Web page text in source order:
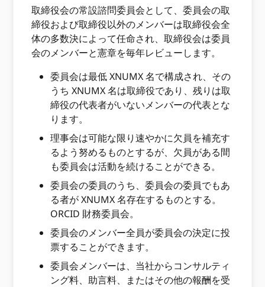
取締役会の常設諮問委員会として、委員会の取
締役および取締役以外のメンバーは取締役会全
体の多数決によって任命され、取締役会は委員
会のメンバーと憲章を毎年レビューします。
委員会は最低 XNUMX 名で構成され、その
うち XNUMX 名は取締役であり、残りは取
締役の代表者がいないメンバーの代表とな
ります。
理事会は可能な限り速やかに欠員を補充す
るよう努めるものとするが、欠員がある間
も委員会は活動を続けることができる。
委員会の委員のうち、委員会の委員でもあ
る者が XNUMX 名存在するものとする。
ORCID 財務委員会。
委員会のメンバー全員が委員会の決定に投
票することができます。
委員会メンバーは、当社からコンサルティ
ング料、助言料、またはその他の報酬を受